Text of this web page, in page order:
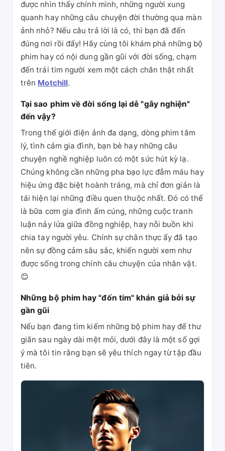
được nhìn thấy chính mình, những người xung
quanh hay những câu chuyện đời thường qua màn
ảnh nhỏ? Nếu câu trả lời là có, thì bạn đã đến
đúng nơi rồi đấy! Hãy cùng tôi khám phá những bộ
phim hay có nội dung gần gũi với đời sống, chạm
đến trái tim người xem một cách chân thật nhất
trên Motchill.
Tại sao phim về đời sống lại dễ "gây nghiện"
đến vậy?
Trong thế giới điện ảnh đa dạng, dòng phim tâm
lý, tình cảm gia đình, bạn bè hay những câu
chuyện nghề nghiệp luôn có một sức hút kỳ lạ.
Chúng không cần những pha bạo lực đẫm máu hay
hiệu ứng đặc biệt hoành tráng, mà chỉ đơn giản là
tái hiện lại những điều quen thuộc nhất. Đó có thể
là bữa cơm gia đình ấm cúng, những cuộc tranh
luận nảy lửa giữa đồng nghiệp, hay nỗi buồn khi
chia tay người yêu. Chính sự chân thực ấy đã tạo
nên sự đồng cảm sâu sắc, khiến người xem như
được sống trong chính câu chuyện của nhân vật.
😊
Những bộ phim hay "đốn tim" khán giả bởi sự
gần gũi
Nếu bạn đang tìm kiếm những bộ phim hay để thư
giãn sau ngày dài mệt mỏi, dưới đây là một số gợi
ý mà tôi tin rằng bạn sẽ yêu thích ngay từ tập đầu
tiên.